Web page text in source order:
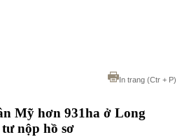
In trang (Ctr + P)
Mỹ hơn 931ha ở Long
nộp hồ sơ